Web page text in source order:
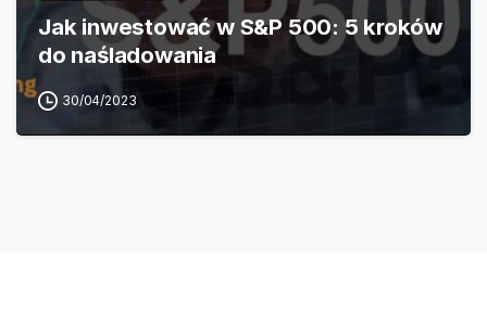
Jak inwestować w S&P 500: 5 kroków
do naśladowania
30/04/2023